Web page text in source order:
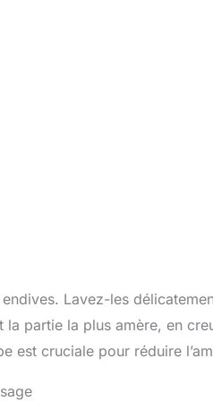
Lavez-les
la partie la plus amère, en
est cruciale pour réduire